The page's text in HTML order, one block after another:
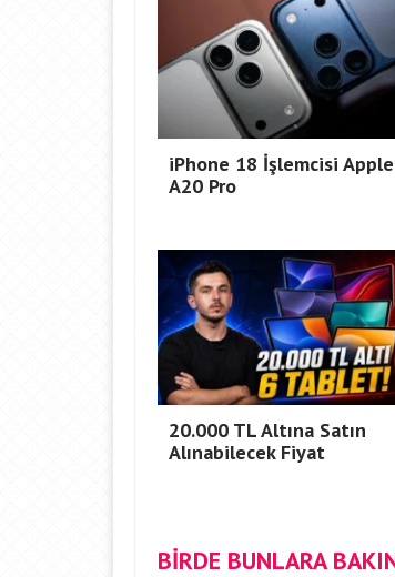
iPhone 18 İşlemcisi Apple
A20 Pro
20.000 TL Altına Satın
Alınabilecek Fiyat
BİRDE BUNLARA